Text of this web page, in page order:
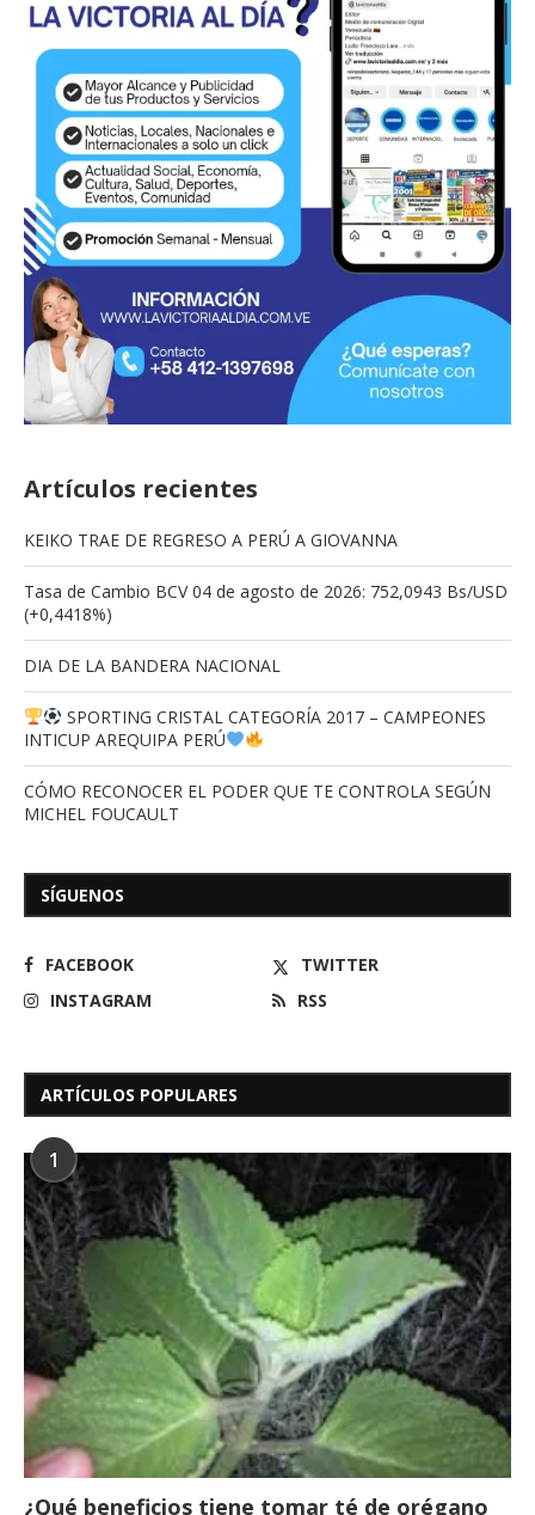
Artículos recientes
KEIKO TRAE DE REGRESO A PERÚ A GIOVANNA
Tasa de Cambio BCV 04 de agosto de 2026: 752,0943 Bs/USD
(+0,4418%)
DIA DE LA BANDERA NACIONAL
SPORTING CRISTAL CATEGORÍA 2017 – CAMPEONES
INTICUP AREQUIPA PERÚ
CÓMO RECONOCER EL PODER QUE TE CONTROLA SEGÚN
MICHEL FOUCAULT
SÍGUENOS
FACEBOOK
TWITTER
INSTAGRAM
RSS
ARTÍCULOS POPULARES
1
¿Qué beneficios tiene tomar té de orégano